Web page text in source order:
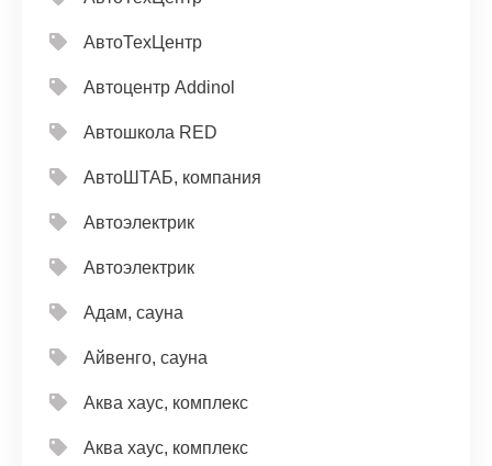
АвтоТехЦентр
Автоцентр Addinol
Автошкола RED
АвтоШТАБ, компания
Автоэлектрик
Автоэлектрик
Адам, сауна
Айвенго, сауна
Аква хаус, комплекс
Аква хаус, комплекс